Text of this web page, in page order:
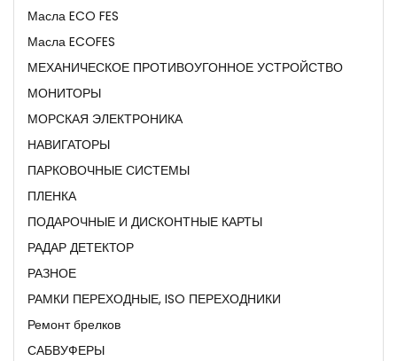
Масла ECO FES
Масла ECOFES
МЕХАНИЧЕСКОЕ ПРОТИВОУГОННОЕ УСТРОЙСТВО
МОНИТОРЫ
МОРСКАЯ ЭЛЕКТРОНИКА
НАВИГАТОРЫ
ПАРКОВОЧНЫЕ СИСТЕМЫ
ПЛЕНКА
ПОДАРОЧНЫЕ И ДИСКОНТНЫЕ КАРТЫ
РАДАР ДЕТЕКТОР
РАЗНОЕ
РАМКИ ПЕРЕХОДНЫЕ, ISO ПЕРЕХОДНИКИ
Ремонт брелков
САБВУФЕРЫ